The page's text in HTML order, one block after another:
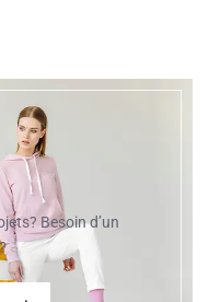
Besoin d’un